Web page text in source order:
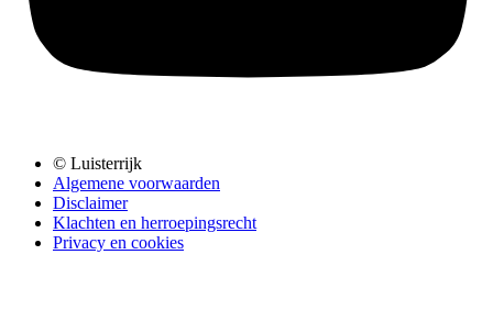
© Luisterrijk
Algemene voorwaarden
Disclaimer
Klachten en herroepingsrecht
Privacy en cookies